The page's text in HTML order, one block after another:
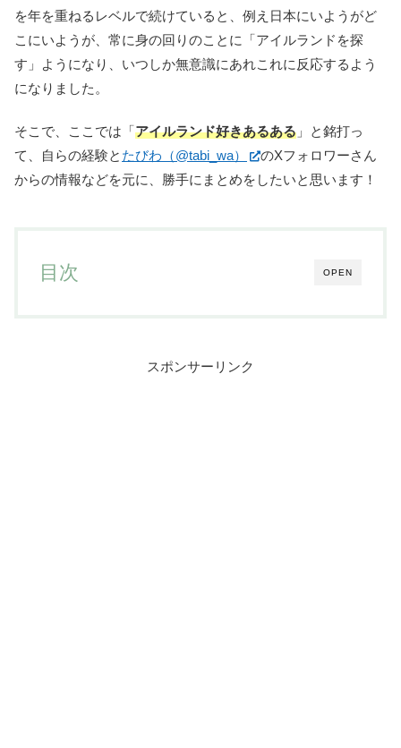
を年を重ねるレベルで続けていると、例え日本にいようがど
こにいようが、常に身の回りのことに「アイルランドを探
す」ようになり、いつしか無意識にあれこれに反応するよう
になりました。
そこで、ここでは「アイルランド好きあるある 」と銘打っ
て、自らの経験と たびわ（@tabi_wa）
のXフォロワーさん
からの情報などを元に、勝手にまとめをしたいと思います！
OPEN
目次
スポンサーリンク